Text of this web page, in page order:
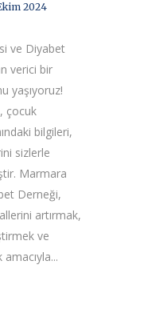
2024
ve Diyabet
verici bir
yaşıyoruz!
çocuk
bilgileri,
sizlerle
Marmara
Derneği,
artırmak,
ve